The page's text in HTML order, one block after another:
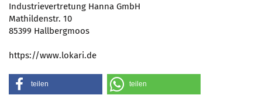
Industrievertretung Hanna GmbH
Mathildenstr. 10
85399 Hallbergmoos
https://www.lokari.de
teilen teilen